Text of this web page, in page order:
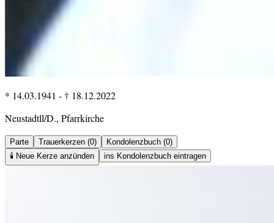
* 14.03.1941 - † 18.12.2022
Neustadtll/D., Pfarrkirche
Parte Trauerkerzen (0)
Kondolenzbuch (0)
🕯️ Neue Kerze anzünden ins Kondolenzbuch eintragen